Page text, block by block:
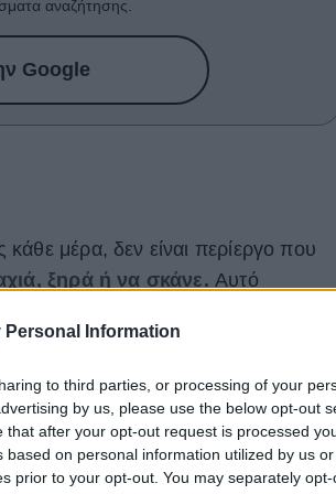
Personal Information
to third parties, or processing of your
by us, please use the below opt-out
after your opt-out request is processed
on personal information utilized by us
prior to your opt-out. You may separately
αναζήτησης.
Google
κάθε μέρα, δεν είναι περίεργο που
ξηρά ή να σκάνε. Αυτό
αυτές τις ημέρες που διανύουμε, ή
οι ευνοϊκότερες συνθήκες για να